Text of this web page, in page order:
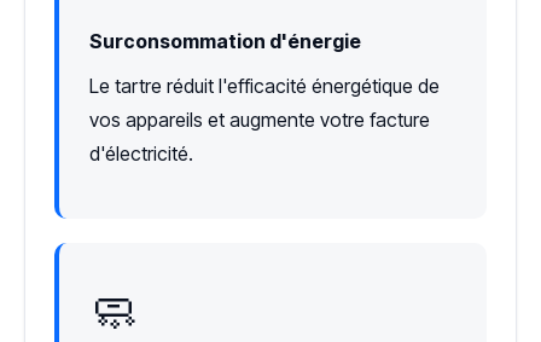
Surconsommation d'énergie
Le tartre réduit l'efficacité énergétique de
vos appareils et augmente votre facture
d'électricité.
🧼